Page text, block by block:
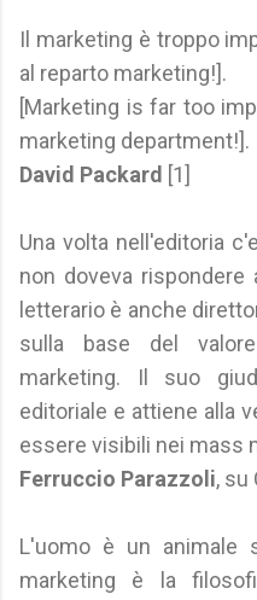
Il marketing è troppo
al reparto marketing!].
[Marketing is far too
marketing department!].
David Packard [1]
Una volta nell'editoria
non doveva rispondere
letterario è anche
sulla base del
marketing. Il suo
editoriale e attiene alla
essere visibili nei mass
Ferruccio Parazzoli, su
L'uomo è un animale
marketing è la